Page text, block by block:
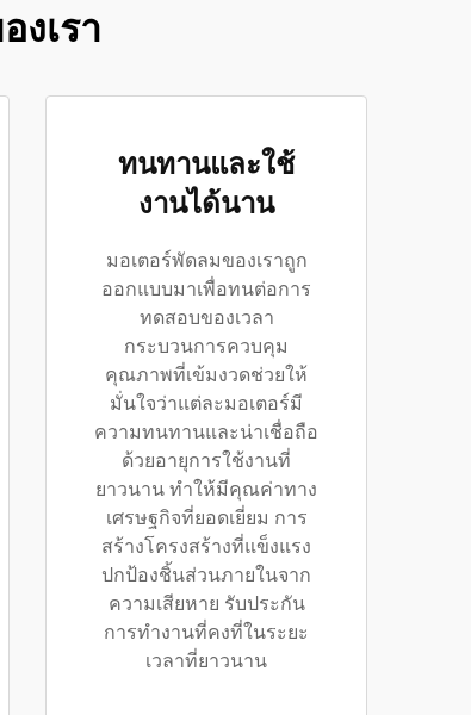
เรา
ทนทานและใช้
งานได้นาน
มอเตอร์พัดลมของเราถูก
ออกแบบมาเพื่อทนต่อการ
ทดสอบของเวลา
กระบวนการควบคุม
คุณภาพที่เข้มงวดช่วยให้
มั่นใจว่าแต่ละมอเตอร์มี
ความทนทานและน่าเชื่อถือ
ด้วยอายุการใช้งานที่
ยาวนาน ทำให้มีคุณค่าทาง
เศรษฐกิจที่ยอดเยี่ยม การ
สร้างโครงสร้างที่แข็งแรง
ปกป้องชิ้นส่วนภายในจาก
ความเสียหาย รับประกัน
การทำงานที่คงที่ในระยะ
เวลาที่ยาวนาน